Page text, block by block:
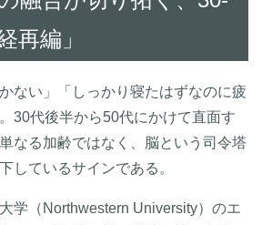
再編」
ない」「しっかり寝たはずなのに疲
30代後半から50代にかけて直面す
なる加齢ではなく、脳という司令塔
しているサインである。
学（Northwestern University）のエ